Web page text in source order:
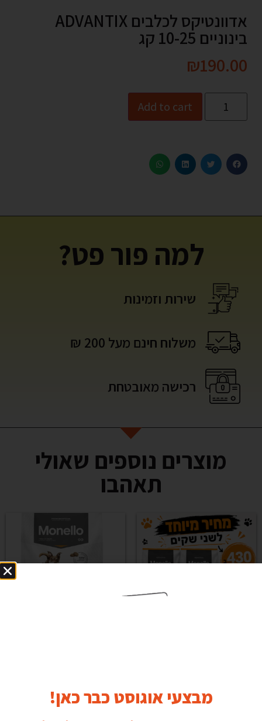
אדוונטיקס לכלבים ADVANTIX
בינוניים 10-25 קג
₪190.00
Add to cart
למה פור פט?
שירות וזמינות
משלוח חינם מעל 200 ₪
רכישה מאובטחת
מוצרים נוספים שאולי
תאהבו
Add to cart
Add to cart
מבצעי אוגוסט כבר כאן!